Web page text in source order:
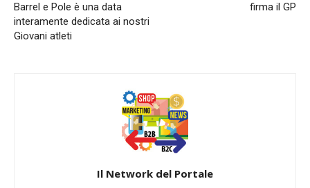
Barrel e Pole è una data
interamente dedicata ai nostri
Giovani atleti
firma il GP
Il Network del Portale